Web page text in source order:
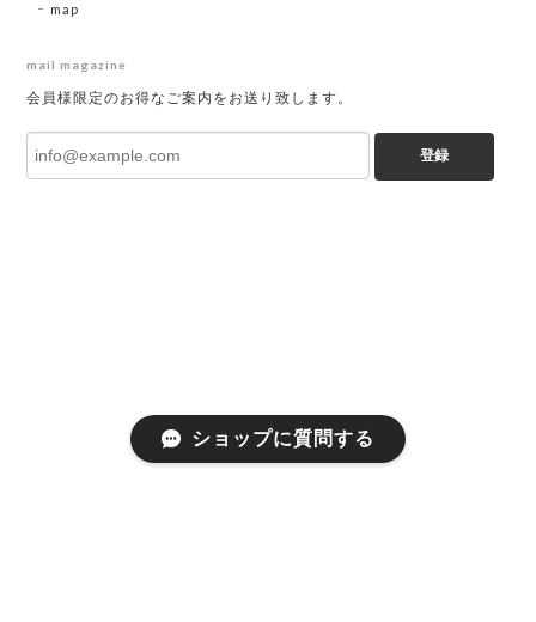
map
mail magazine
会員様限定のお得なご案内をお送り致します。
登録
ショップに質問する